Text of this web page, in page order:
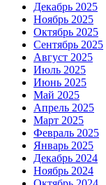
Декабрь 2025
Ноябрь 2025
Октябрь 2025
Сентябрь 2025
Август 2025
Июль 2025
Июнь 2025
Май 2025
Апрель 2025
Март 2025
Февраль 2025
Январь 2025
Декабрь 2024
Ноябрь 2024